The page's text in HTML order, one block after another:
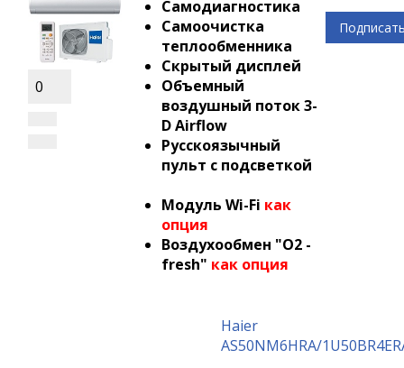
0
Самодиагностика
Самоочистка
теплообменника
Скрытый дисплей
Объемный
воздушный поток 3-
D Airflow
Русскоязычный
пульт с подсветкой
Модуль Wi-Fi как
опция
Воздухообмен "О2 -
fresh" как опция
Haier
AS50NM6HRA/